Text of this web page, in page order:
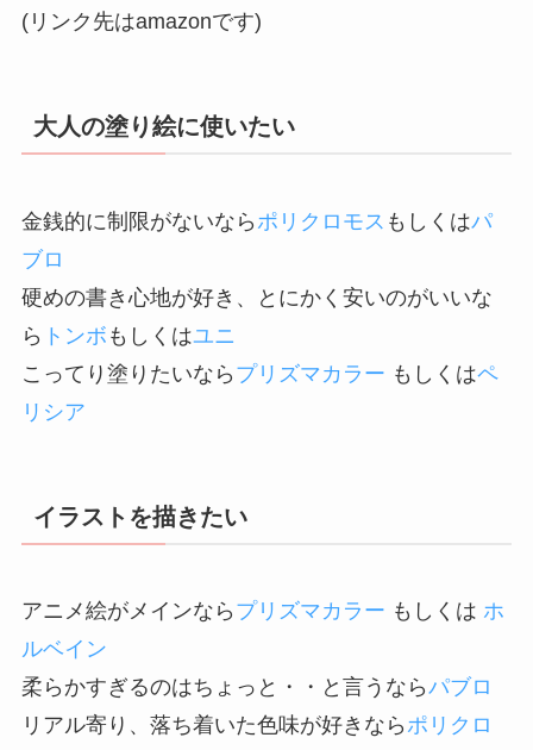
(リンク先はamazonです)
大人の塗り絵に使いたい
金銭的に制限がないなら ポリクロモス もしくはパ
ブロ
硬めの書き心地が好き、とにかく安いのがいいな
ら トンボ もしくはユニ
こってり塗りたいなら プリズマカラー もしくはペ
リシア
イラストを描きたい
アニメ絵がメインなら プリズマカラー もしくは ホ
ルベイン
柔らかすぎるのはちょっと・・と言うならパブロ
リアル寄り、落ち着いた色味が好きならポリクロ